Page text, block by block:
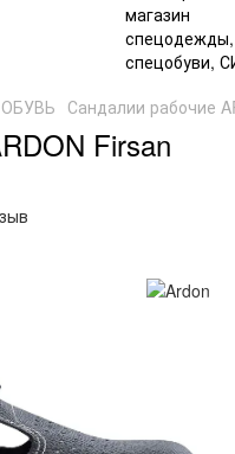
Сандалии рабочие
Firsan